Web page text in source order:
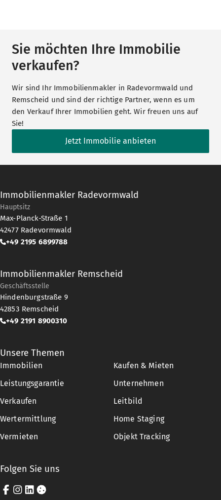
Sie möchten Ihre Immobilie
verkaufen?
Wir sind Ihr Immobilienmakler in Radevormwald und
Remscheid und sind der richtige Partner, wenn es um
den Verkauf Ihrer Immobilien geht. Wir freuen uns auf
Sie!
Jetzt Immobilie anbieten
Immobilienmakler Radevormwald
Hauptsitz
Max-Planck-Straße 1
42477 Radevormwald
+49 2195 6899788
Immobilienmakler Remscheid
Geschäftsstelle
Hindenburgstraße 9
42853 Remscheid
+49 2191 8900310
Unsere Themen
Immobilien
Kaufen & Mieten
Leistungsgarantie
Unternehmen
Verkaufen
Leitbild
Wertermittlung
Home Staging
Vermieten
Objekt Tracking
Folgen Sie uns
Facebook
Instagram
LinkedIn
Cookie-Einstellungen